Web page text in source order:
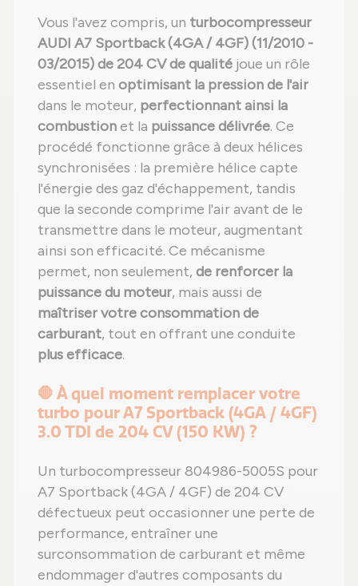
Vous l'avez compris, un turbocompresseur
AUDI A7 Sportback (4GA / 4GF) (11/2010 -
03/2015) de 204 CV de qualité joue un rôle
essentiel en optimisant la pression de l'air
dans le moteur, perfectionnant ainsi la
combustionet la puissance délivrée. Ce
procédé fonctionne grâce à deux hélices
synchronisées : la première hélice capte
l'énergie des gaz d'échappement, tandis
que la seconde comprime l'air avant de le
transmettre dans le moteur, augmentant
ainsi son efficacité. Ce mécanisme
permet, non seulement, de renforcer la
puissance du moteur, mais aussi de
maîtriser votre consommation de
carburant, tout en offrant une conduite
plus efficace.
🛑 À quel moment remplacer votre
turbo pour A7 Sportback (4GA / 4GF)
3.0 TDI de 204 CV (150 KW) ?
Un turbocompresseur 804986-5005S pour
A7 Sportback (4GA / 4GF) de 204 CV
défectueux peut occasionner une perte de
performance, entraîner une
surconsommation de carburant et même
endommager d'autres composants du